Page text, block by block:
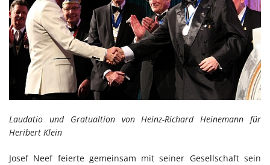
Laudatio und Gratualtion von Heinz-Richard Heinemann für
Heribert Klein
Josef Neef feierte gemeinsam mit seiner Gesellschaft sein